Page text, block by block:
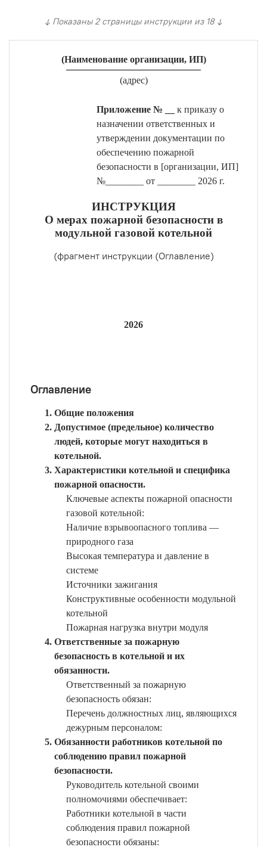
↓ Показаны 2 страницы инструкции из 18 ↓
(Наименование организации, ИП)
(адрес)
Приложение № __
к приказу о
назначении ответственных и
утверждении документации по
обеспечению пожарной
безопасности в [организации, ИП]
№________ от ________ 2026 г.
ИНСТРУКЦИЯ
О мерах пожарной безопасности в
модульной газовой котельной
(фрагмент инструкции (Оглавление)
2026
Оглавление
Общие положения
Допустимое (предельное) количество
людей, которые могут находиться в
котельной.
Характеристики котельной и специфика
пожарной опасности.
Ключевые аспекты пожарной опасности
газовой котельной:
Наличие взрывоопасного топлива —
природного газа
Высокая температура и давление в
системе
Источники зажигания
Конструктивные особенности модульной
котельной
Пожарная нагрузка внутри модуля
Ответственные за пожарную
безопасность в котельной и их
обязанности.
Ответственный за пожарную
безопасность обязан:
Перечень должностных лиц, являющихся
дежурным персоналом:
Обязанности работников котельной по
соблюдению правил пожарной
безопасности.
Руководитель котельной своими
полномочиями обеспечивает:
Работники котельной в части
соблюдения правил пожарной
безопасности обязаны: